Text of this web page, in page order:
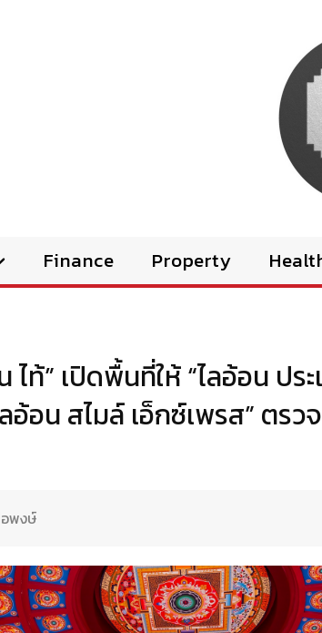
Finance Property
ไท้” เปิดพื้นที่ให้ “ไลอ้อน ป
อ้อน สไมล์ เอ็กซ์เพรส” ตร
พงษ์